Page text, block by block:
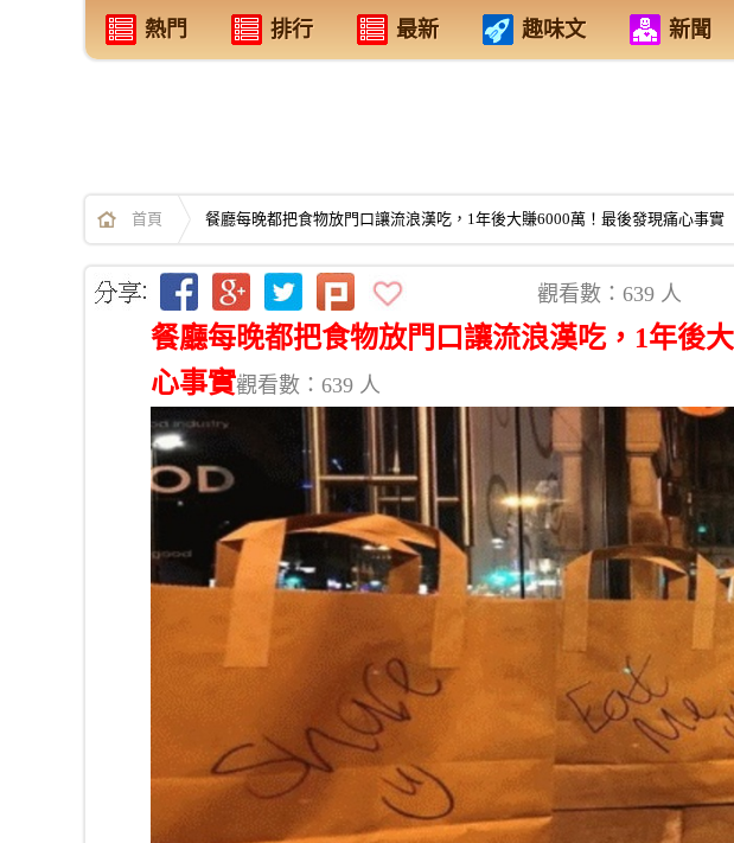
熱門 排行 最新 趣味文 新聞
首頁 餐廳每晚都把食物放門口讓流浪漢吃，1年後大賺6000萬！最後發現痛心事實
觀看數：639 人
餐廳每晚都把食物放門口讓流浪漢吃，1年後
心事實觀看數：639 人